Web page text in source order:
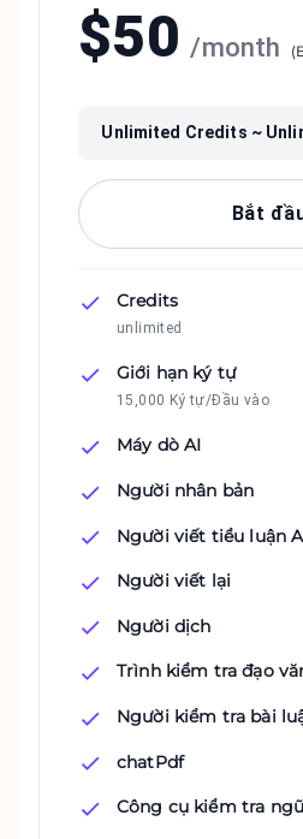
$50 /month (
Unlimited Credits ~
Bắt
Credits
unlimited
Giới hạn ký tự
15,000 Ký tự/Đầu vào
Máy dò AI
Người nhân bản
Người viết tiểu luận
Người viết lại
Người dịch
Trình kiểm tra đạo
Người kiểm tra bài
chatPdf
Công cụ kiểm tra